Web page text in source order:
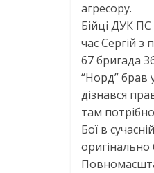
агресору.
Бійці ДУК
час Сергій
67 бригада
“Норд” брав
дізнався
там
Бої в